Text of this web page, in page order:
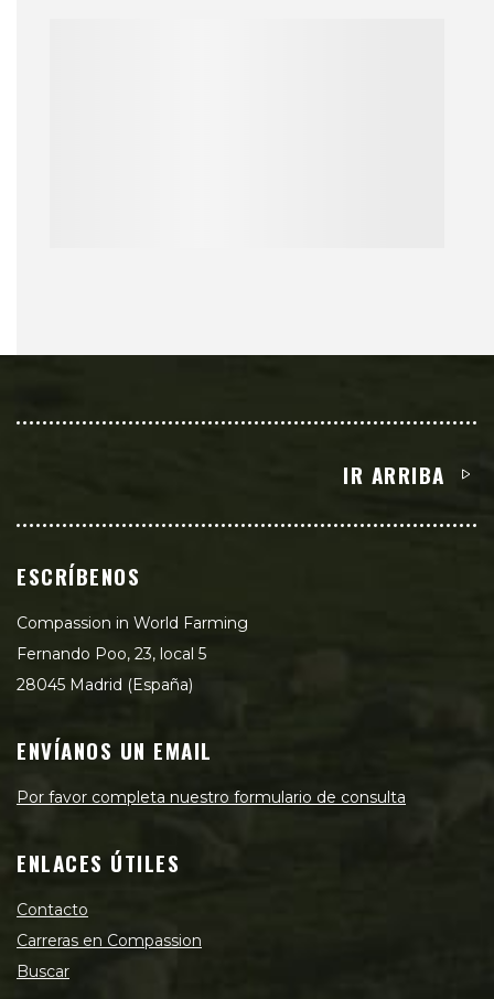
IR ARRIBA
ESCRÍBENOS
Compassion in World Farming
Fernando Poo, 23, local 5
28045 Madrid (España)
ENVÍANOS UN EMAIL
Por favor completa nuestro formulario de consulta
ENLACES ÚTILES
Contacto
Carreras en Compassion
Buscar